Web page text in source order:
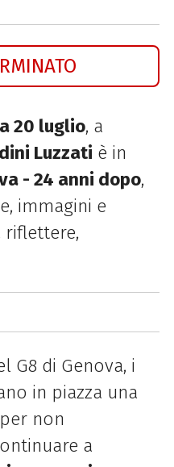
20 luglio, a
Luzzati è in
- 24 anni dopo,
immagini e
riflettere,
G8 di Genova, i
in piazza una
non
a